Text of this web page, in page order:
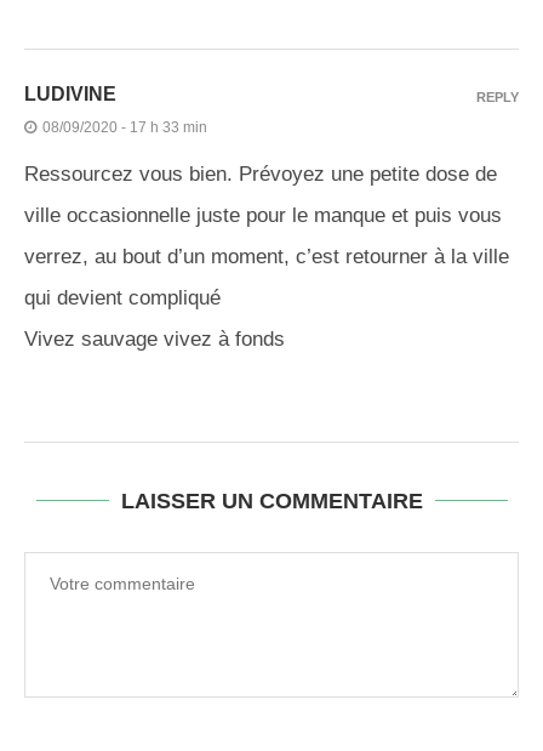
LUDIVINE
08/09/2020 - 17 h 33 min
Ressourcez vous bien. Prévoyez une petite dose de
ville occasionnelle juste pour le manque et puis vous
verrez, au bout d’un moment, c’est retourner à la ville
qui devient compliqué
Vivez sauvage vivez à fonds
REPLY
LAISSER UN COMMENTAIRE